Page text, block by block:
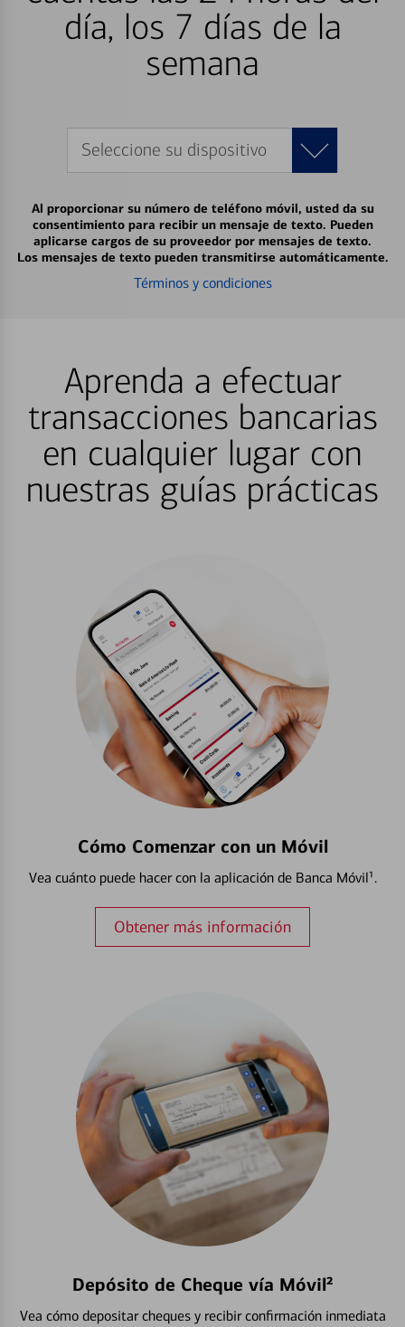
día, los 7 días de la
semana
Seleccione su dispositivo
Al proporcionar su número de teléfono móvil, usted da su
consentimiento para recibir un mensaje de texto. Pueden
aplicarse cargos de su proveedor por mensajes de texto.
Los mensajes de texto pueden transmitirse automáticamente.
Términos y condiciones
Aprenda a efectuar
transacciones bancarias
en cualquier lugar con
nuestras guías prácticas
Cómo Comenzar con un Móvil
Vea cuánto puede hacer con la aplicación de Banca Móvil¹.
Obtener más información
Depósito de Cheque vía Móvil²
Vea cómo depositar cheques y recibir confirmación inmediata